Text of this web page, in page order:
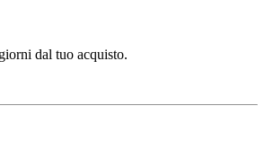
dal tuo acquisto.